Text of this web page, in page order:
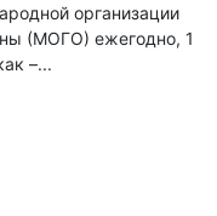
организации
(МОГО) ежегодно, 1
–...